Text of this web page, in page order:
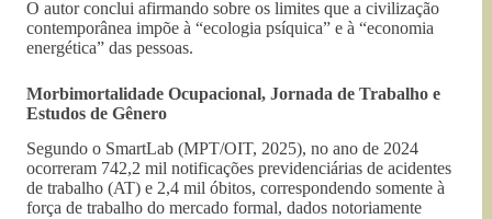
O autor conclui afirmando sobre os limites que a civilização
contemporânea impõe à “ecologia psíquica” e à “economia
energética” das pessoas.
Morbimortalidade Ocupacional, Jornada de Trabalho e
Estudos de Gênero
Segundo o SmartLab (MPT/OIT, 2025), no ano de 2024
ocorreram 742,2 mil notificações previdenciárias de acidentes
de trabalho (AT) e 2,4 mil óbitos, correspondendo somente à
força de trabalho do mercado formal, dados notoriamente